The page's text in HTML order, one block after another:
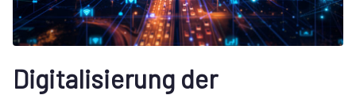
Digitalisierung der